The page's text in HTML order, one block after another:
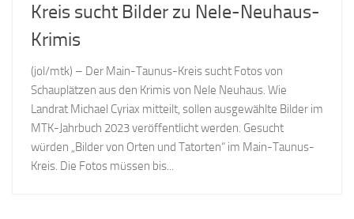
Kreis sucht Bilder zu Nele-Neuhaus-
Krimis
(jol/mtk) – Der Main-Taunus-Kreis sucht Fotos von
Schauplätzen aus den Krimis von Nele Neuhaus. Wie
Landrat Michael Cyriax mitteilt, sollen ausgewählte Bilder im
MTK-Jahrbuch 2023 veröffentlicht werden. Gesucht
würden „Bilder von Orten und Tatorten“ im Main-Taunus-
Kreis. Die Fotos müssen bis...